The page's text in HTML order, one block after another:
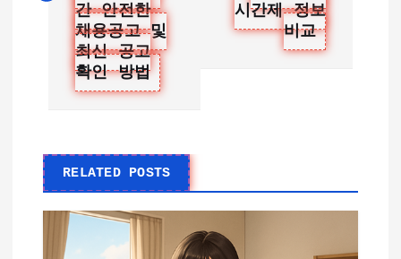
간 안전한
채용공고 및
최신 공고
확인 방법
시간제 정보
비교
RELATED POSTS